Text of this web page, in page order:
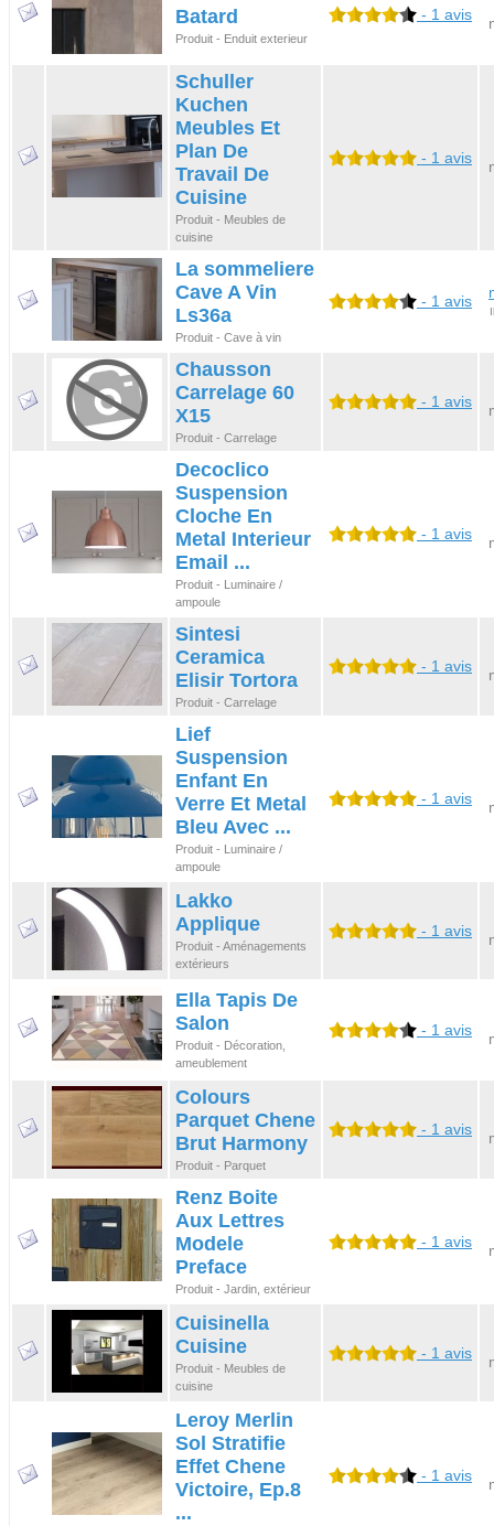
Batard
Produit - Enduit exterieur
- 1 avis
Schuller
Kuchen
Meubles Et
Plan De
Travail De
Cuisine
Produit - Meubles de
cuisine
- 1 avis
La sommeliere
Cave A Vin
Ls36a
Produit - Cave à vin
- 1 avis
Chausson
Carrelage 60
X15
Produit - Carrelage
- 1 avis
Decoclico
Suspension
Cloche En
Metal Interieur
Email ...
Produit - Luminaire /
ampoule
- 1 avis
Sintesi
Ceramica
Elisir Tortora
Produit - Carrelage
- 1 avis
Lief
Suspension
Enfant En
Verre Et Metal
Bleu Avec ...
Produit - Luminaire /
ampoule
- 1 avis
Lakko
Applique
Produit - Aménagements
extérieurs
- 1 avis
Ella Tapis De
Salon
Produit - Décoration,
ameublement
- 1 avis
Colours
Parquet Chene
Brut Harmony
Produit - Parquet
- 1 avis
Renz Boite
Aux Lettres
Modele
Preface
Produit - Jardin, extérieur
- 1 avis
Cuisinella
Cuisine
Produit - Meubles de
cuisine
- 1 avis
Leroy Merlin
Sol Stratifie
Effet Chene
Victoire, Ep.8
...
- 1 avis